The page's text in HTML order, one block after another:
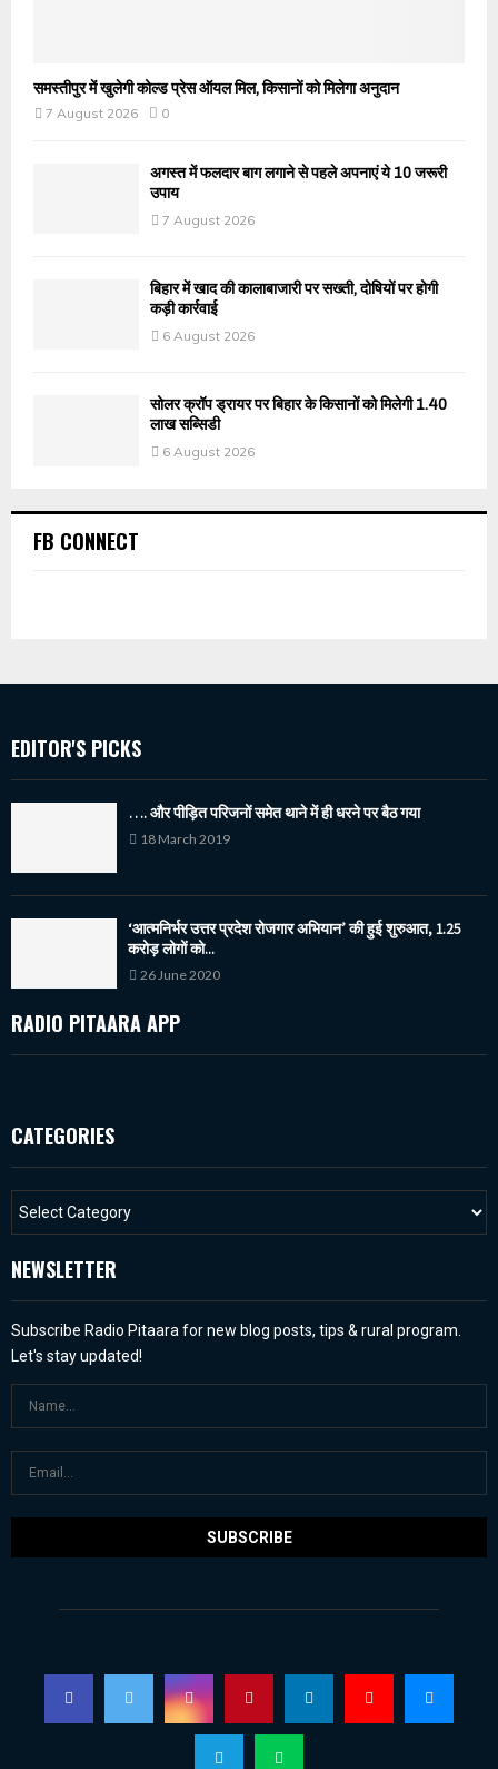
समस्तीपुर में खुलेगी कोल्ड प्रेस ऑयल मिल, किसानों को मिलेगा अनुदान
7 August 2026
0
अगस्त में फलदार बाग लगाने से पहले अपनाएं ये 10 जरूरी
उपाय
7 August 2026
बिहार में खाद की कालाबाजारी पर सख्ती, दोषियों पर होगी
कड़ी कार्रवाई
6 August 2026
सोलर क्रॉप ड्रायर पर बिहार के किसानों को मिलेगी 1.40
लाख सब्सिडी
6 August 2026
FB CONNECT
EDITOR'S PICKS
…. और पीड़ित परिजनों समेत थाने में ही धरने पर बैठ गया
18 March 2019
‘आत्मनिर्भर उत्तर प्रदेश रोजगार अभियान’ की हुई शुरुआत, 1.25
करोड़ लोगों को...
26 June 2020
RADIO PITAARA APP
CATEGORIES
NEWSLETTER
Subscribe Radio Pitaara for new blog posts, tips & rural program.
Let's stay updated!